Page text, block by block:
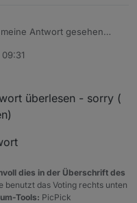
Antwort gesehen
hinzugefügt. Der
Rules-Editor im Frontend.
nicht mehr tun als
ein grösseres Feature und
überlesen - sorry (
dies in der Überschrift des
benutzt das Voting rechts unten
Tools: PicPick